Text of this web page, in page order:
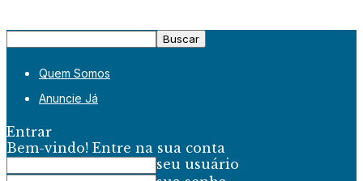
Quem Somos
Anuncie Já
Entrar
Bem-vindo! Entre na sua conta
seu usuário